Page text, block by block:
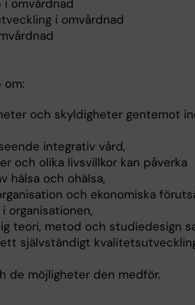
i omvårdnad
i omvårdnad
om:
och skyldigheter gentemot
integrativ vård,
och olika livsvillkor kan påverka
hälsa och ohälsa,
och ekonomiska
organisationen,
teori, metod och studiedesign
självständigt
de möjligheter den medför.